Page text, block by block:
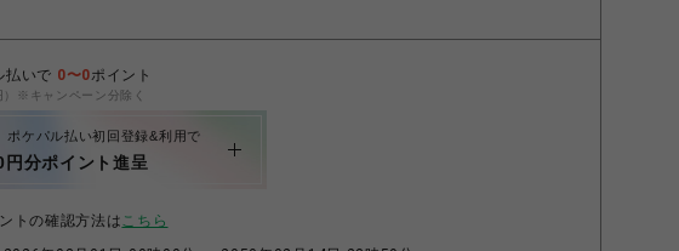
払いで 0〜0ポイント
）※キャンペーン分除く
ポケパル払い初回登録&利用で
分ポイント進呈
トの確認方法はこちら